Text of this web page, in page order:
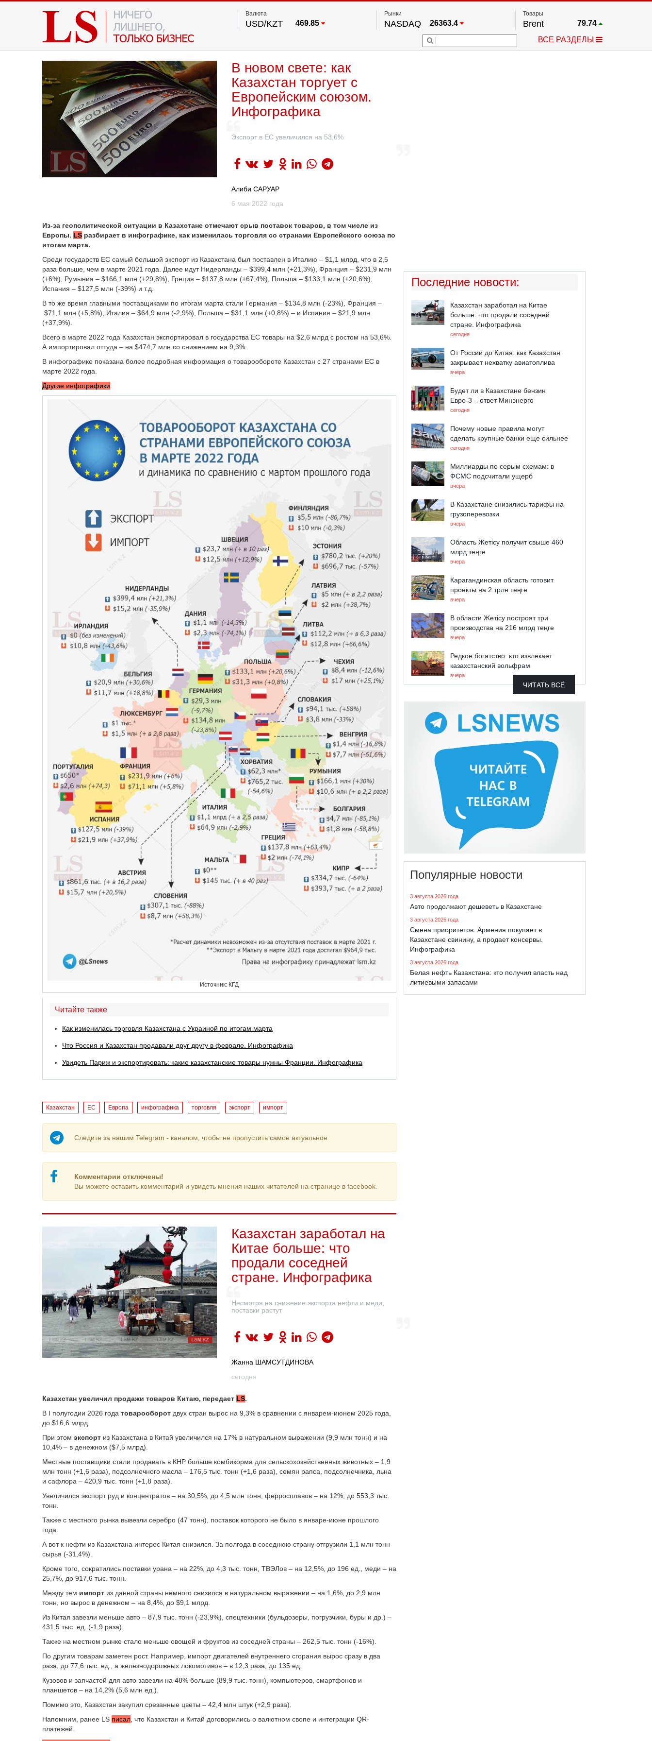
Валюта
USD/KZT 469.85
Рынки
NASDAQ 26363.4
FTSE 100 67.17
54349.1
Товары
Brent 79.74
Платина
2.692
ВСЕ РАЗДЕЛЫ
В новом свете: как
Казахстан торгует с
Европейским союзом.
Инфографика
Экспорт в ЕС увеличился на 53,6%
Алиби САРУАР
6 мая 2022 года
Из-за геополитической ситуации в Казахстане отмечают срыв поставок товаров, в том числе из
Европы. LS разбирает в инфографике, как изменилась торговля со странами Европейского союза по
итогам марта.
Среди государств ЕС самый большой экспорт из Казахстана был поставлен в Италию – $1,1 млрд, что в 2,5
раза больше, чем в марте 2021 года. Далее идут Нидерланды – $399,4 млн (+21,3%), Франция – $231,9 млн
(+6%), Румыния – $166,1 млн (+29,8%), Греция – $137,8 млн (+67,4%), Польша – $133,1 млн (+20,6%),
Испания – $127,5 млн (-39%) и т.д.
В то же время главными поставщиками по итогам марта стали Германия – $134,8 млн (-23%), Франция –
$71,1 млн (+5,8%), Италия – $64,9 млн (-2,9%), Польша – $31,1 млн (+0,8%) – и Испания – $21,9 млн
(+37,9%).
Всего в марте 2022 года Казахстан экспортировал в государства ЕС товары на $2,6 млрд с ростом на 53,6%.
А импортировал оттуда – на $474,7 млн со снижением на 9,3%.
В инфографике показана более подробная информация о товарообороте Казахстан с 27 странами ЕС в
марте 2022 года.
Другие инфографики
Источник: КГД
Читайте также
Как изменилась торговля Казахстана с Украиной по итогам марта
Что Россия и Казахстан продавали друг другу в феврале. Инфографика
Увидеть Париж и экспортировать: какие казахстанские товары нужны Франции. Инфографика
Казахстан ЕС Европа инфографика торговля экспорт импорт
Следите за нашим Telegram - каналом, чтобы не пропустить самое актуальное
Комментарии отключены!
Вы можете оставить комментарий и увидеть мнения наших читателей на странице в facebook.
Казахстан заработал на
Китае больше: что
продали соседней
стране. Инфографика
Несмотря на снижение экспорта нефти и меди,
поставки растут
Жанна ШАМСУТДИНОВА
сегодня
Казахстан увеличил продажи товаров Китаю, передает LS.
В I полугодии 2026 года товарооборот двух стран вырос на 9,3% в сравнении с январем-июнем 2025 года,
до $16,6 млрд.
При этом экспорт из Казахстана в Китай увеличился на 17% в натуральном выражении (9,9 млн тонн) и на
10,4% – в денежном ($7,5 млрд).
Местные поставщики стали продавать в КНР больше комбикорма для сельскохозяйственных животных – 1,9
млн тонн (+1,6 раза), подсолнечного масла – 176,5 тыс. тонн (+1,6 раза), семян рапса, подсолнечника, льна
и сафлора – 420,9 тыс. тонн (+1,8 раза).
Увеличился экспорт руд и концентратов – на 30,5%, до 4,5 млн тонн, ферросплавов – на 12%, до 553,3 тыс.
тонн.
Также с местного рынка вывезли серебро (47 тонн), поставок которого не было в январе-июне прошлого
года.
А вот к нефти из Казахстана интерес Китая снизился. За полгода в соседнюю страну отгрузили 1,1 млн тонн
сырья (-31,4%).
Кроме того, сократились поставки урана – на 22%, до 4,3 тыс. тонн, ТВЭЛов – на 12,5%, до 196 ед., меди – на
25,7%, до 917,6 тыс. тонн.
Между тем импорт из данной страны немного снизился в натуральном выражении – на 1,6%, до 2,9 млн
тонн, но вырос в денежном – на 8,4%, до $9,1 млрд.
Из Китая завезли меньше авто – 87,9 тыс. тонн (-23,9%), спецтехники (бульдозеры, погрузчики, буры и др.) –
431,5 тыс. ед. (-1,9 раза).
Также на местном рынке стало меньше овощей и фруктов из соседней страны – 262,5 тыс. тонн (-16%).
По другим товарам заметен рост. Например, импорт двигателей внутреннего сгорания вырос сразу в два
раза, до 77,6 тыс. ед., а железнодорожных локомотивов – в 12,3 раза, до 135 ед.
Кузовов и запчастей для авто завезли на 48% больше (89,9 тыс. тонн), компьютеров, смартфонов и
планшетов – на 14,2% (5,6 млн ед.).
Помимо это, Казахстан закупил срезанные цветы – 42,4 млн штук (+2,9 раза).
Напомним, ранее LS писал , что Казахстан и Китай договорились о валютном свопе и интеграции QR-
платежей.
Последние новости:
Казахстан заработал на Китае
больше: что продали соседней
стране. Инфографика
сегодня
От России до Китая: как Казахстан
закрывает нехватку авиатоплива
вчера
Будет ли в Казахстане бензин
Евро-3 – ответ Минэнерго
сегодня
Почему новые правила могут
сделать крупные банки еще сильнее
сегодня
Миллиарды по серым схемам: в
ФСМС подсчитали ущерб
вчера
В Казахстане снизились тарифы на
грузоперевозки
вчера
Область Жетісу получит свыше 460
млрд теңге
вчера
Карагандинская область готовит
проекты на 2 трлн теңге
вчера
В области Жетісу построят три
производства на 216 млрд теңге
вчера
Редкое богатство: кто извлекает
казахстанский вольфрам
вчера
ЧИТАТЬ ВСЁ
Популярные новости
3 августа 2026 года
Авто продолжают дешеветь в Казахстане
3 августа 2026 года
Смена приоритетов: Армения покупает в
Казахстане свинину, а продает консервы.
Инфографика
3 августа 2026 года
Белая нефть Казахстана: кто получил власть над
литиевыми запасами